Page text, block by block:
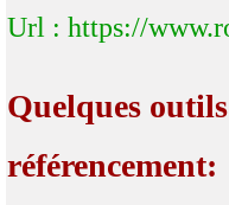
Url : https://
Quelques
référencement: